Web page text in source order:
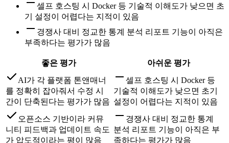
셀프 호스팅 시 Docker 등 기술적 이해도가 낮으면 초
기 설정이 어렵다는 지적이 있음
경쟁사 대비 정교한 통계 분석 리포트 기능이 아직은
부족하다는 평가가 많음
좋은 평가
아쉬운 평가
AI가 각 플랫폼 톤앤매너
를 정확히 잡아줘서 수정 시
간이 단축된다는 평가가 많음
셀프 호스팅 시 Docker 등
기술적 이해도가 낮으면 초기
설정이 어렵다는 지적이 있음
오픈소스 기반이라 커뮤
니티 피드백과 업데이트 속도
가 압도적이라는 평이 많음
경쟁사 대비 정교한 통계
분석 리포트 기능이 아직은 부
족하다는 평가가 많음